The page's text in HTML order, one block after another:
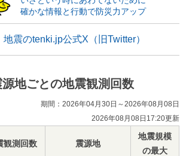
確かな情報と行動で防災力アップ
地震のtenki.jp公式X（旧Twitter）
源地ごとの地震観測回数
期間：2026年04月30日～2026年08月08日
2026年08月08日17:20更新
観測回数 震源地
地震規模
の最大